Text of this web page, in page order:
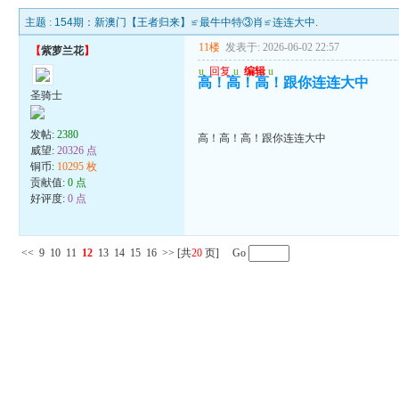
主题 : 154期：新澳门【王者归来】≌最牛中特③肖≌连连大中.
【紫萝兰花】
圣骑士
发帖:2380
威望:20326 点
铜币: 10295 枚
贡献值:0 点
好评度:0 点
11楼 发表于: 2026-06-02 22:57
u 回复 u 编辑 u
高！高！高！跟你连连大中
高！高！高！跟你连连大中
<< 9 10 11 12 13 14 15 16 >> [共20 页] Go